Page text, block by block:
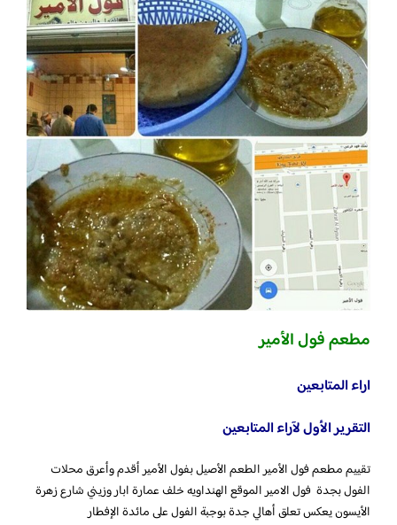
مطعم فول الأمير
اراء المتابعين
التقرير الأول لآراء المتابعين
تقييم مطعم فول الأمير الطعم الأصيل بفول الأمير أقدم وأعرق محلات
الفول بجدة فول الامير الموقع الهنداويه خلف عمارة ابار وزيني شارع زهرة
اﻷيسون يعكس تعلق أهالي جدة بوجبة الفول على مائدة الإفطار